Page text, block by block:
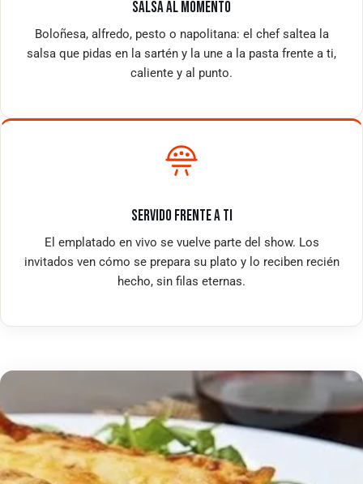
SALSA AL MOMENTO
Boloñesa, alfredo, pesto o napolitana: el chef saltea la
salsa que pidas en la sartén y la une a la pasta frente a ti,
caliente y al punto.
SERVIDO FRENTE A TI
El emplatado en vivo se vuelve parte del show. Los
invitados ven cómo se prepara su plato y lo reciben recién
hecho, sin filas eternas.